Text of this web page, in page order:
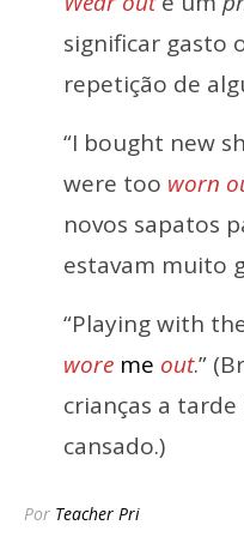
significar gasto
repetição de
“I bought new
were too worn
novos sapatos
estavam muito
“Playing with
wore me out.”
crianças a
cansado.)
Por Teacher Pri